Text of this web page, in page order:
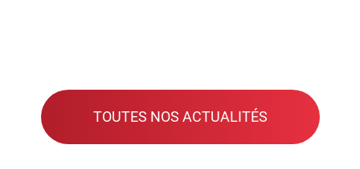
TOUTES NOS ACTUALITÉS